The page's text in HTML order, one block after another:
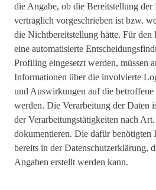
die Angabe, ob die Bereitstellung der
vertraglich vorgeschrieben ist bzw.
die Nichtbereitstellung hätte. Für den
eine automatisierte
Profiling eingesetzt werden, müssen
Informationen über die involvierte
und Auswirkungen auf die betroffene
werden. Die Verarbeitung der Daten
der Verarbeitungstätigkeiten nach
dokumentieren. Die dafür benötigten
bereits in der Datenschutzerklärung,
Angaben erstellt werden kann.